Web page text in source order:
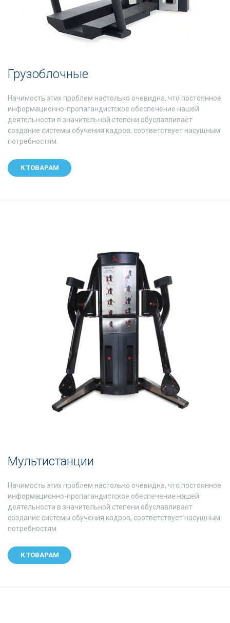
Грузоблочные
Начимость этих проблем настолько очевидна, что постоянное
информационно-пропагандистское обеспечение нашей
деятельности в значительной степени обуславливает
создание системы обучения кадров, соответствует насущным
потребностям.
К ТОВАРАМ
Мультистанции
Начимость этих проблем настолько очевидна, что постоянное
информационно-пропагандистское обеспечение нашей
деятельности в значительной степени обуславливает
создание системы обучения кадров, соответствует насущным
потребностям.
К ТОВАРАМ